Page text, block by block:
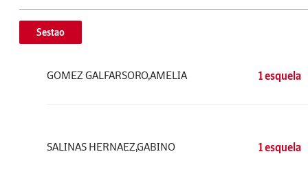
Sestao
GOMEZ GALFARSORO,AMELIA 1 esquela
SALINAS HERNAEZ,GABINO 1 esquela